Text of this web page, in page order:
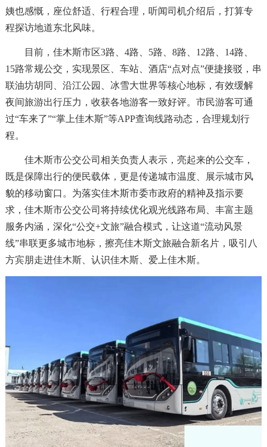
姨也感慨，座位舒适、行程合理，听闻司机介绍后，打算专
程探访地道东北风味。
目前，佳木斯市区3路、4路、5路、8路、12路、14路、
15路常规公交，实现景区、车站、酒店“点对点”便捷接驳，串
联油坊胡同、沿江公园、冰雪大世界等核心地标，有效缓解
夜间旅游出行压力，收获各地游客一致好评。市民游客可通
过“车来了”“掌上佳木斯”等APP查询线路动态，合理规划行
程。
佳木斯市公交公司相关负责人表示，亮起来的公交车，
既是保障出行的便民载体，更是传递城市温度、展示城市风
貌的移动窗口。为落实佳木斯市委市政府的精神及指示要
求，佳木斯市公交公司将持续优化观光线路布局、丰富主题
服务内涵，深化“公交+文旅”融合模式，让这道“流动风景
线”串联更多城市地标，擦亮佳木斯文旅融合新名片，吸引八
方宾朋走进佳木斯、认识佳木斯、爱上佳木斯。